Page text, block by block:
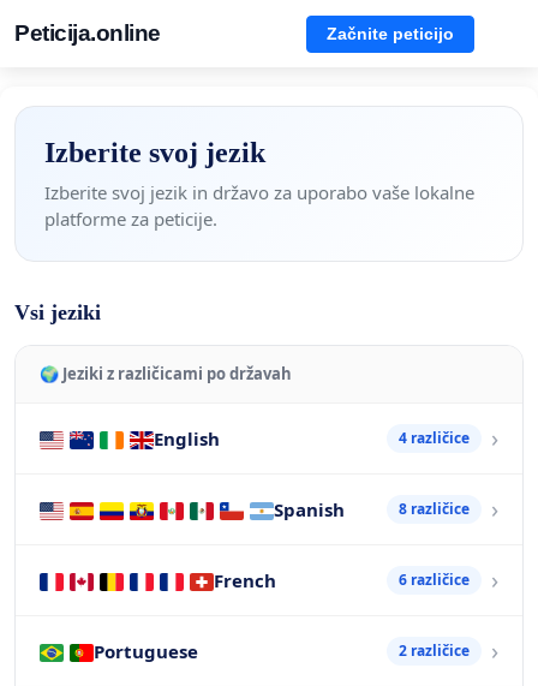
Peticija.online Začnite peticijo
Izberite svoj jezik
Izberite svoj jezik in državo za uporabo vaše lokalne
platforme za peticije.
Vsi jeziki
🌍 Jeziki z različicami po državah
English 4 različice
Spanish 8 različice
French 6 različice
Portuguese 2 različice